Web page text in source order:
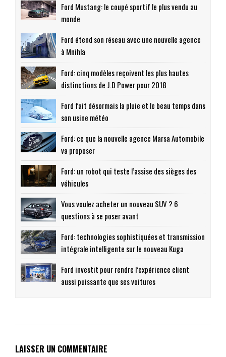
Ford Mustang: le coupé sportif le plus vendu au
monde
Ford étend son réseau avec une nouvelle agence
à Mnihla
Ford: cinq modèles reçoivent les plus hautes
distinctions de J.D Power pour 2018
Ford fait désormais la pluie et le beau temps dans
son usine météo
Ford: ce que la nouvelle agence Marsa Automobile
va proposer
Ford: un robot qui teste l’assise des sièges des
véhicules
Vous voulez acheter un nouveau SUV ? 6
questions à se poser avant
Ford: technologies sophistiquées et transmission
intégrale intelligente sur le nouveau Kuga
Ford investit pour rendre l’expérience client
aussi puissante que ses voitures
LAISSER UN COMMENTAIRE